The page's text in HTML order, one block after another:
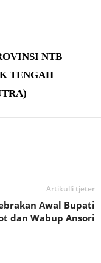
NTB
TENGAH
Artikulli tjetër
Awal Bupati
dan Wabup Ansori